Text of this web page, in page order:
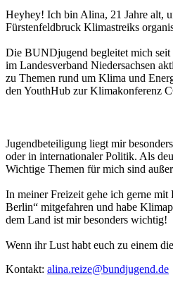
Heyhey! Ich bin Alina, 21 Jahre alt,
Fürstenfeldbruck Klimastreiks
Die BUNDjugend begleitet mich
im Landesverband Niedersachsen
zu Themen rund um Klima und
den YouthHub zur Klimakonferenz
Jugendbeteiligung liegt mir
oder in internationaler Politik. Als
Wichtige Themen für mich sind
In meiner Freizeit gehe ich gerne
Berlin“ mitgefahren und habe
dem Land ist mir besonders wichtig!
Wenn ihr Lust habt euch zu einem
Kontakt: alina.reize@bundjugend.de